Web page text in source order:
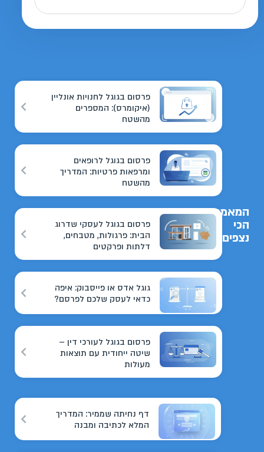
המאמרים
הכי
נצפים
פרסום בגוגל לחנויות אונליין
(איקומרס): המספרים
מהשטח
פרסום בגוגל לרופאים
ומרפאות פרטיות: המדריך
מהשטח
פרסום בגוגל לעסקי שדרוג
הבית: פרגולות, מטבחים,
דלתות ופרקטים
גוגל אדס או פייסבוק: איפה
כדאי לעסק שלכם לפרסם?
פרסום בגוגל לעורכי דין –
שיטה ייחודית עם תוצאות
מעולות
דף נחיתה שממיר: המדריך
המלא לכתיבה ומבנה